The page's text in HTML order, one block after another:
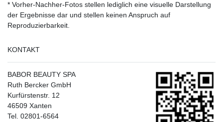
* Vorher-Nachher-Fotos stellen lediglich eine visuelle Darstellung
der Ergebnisse dar und stellen keinen Anspruch auf
Reproduzierbarkeit.
KONTAKT
BABOR BEAUTY SPA
Ruth Bercker GmbH
Kurfürstenstr. 12
46509 Xanten
Tel. 02801-6564